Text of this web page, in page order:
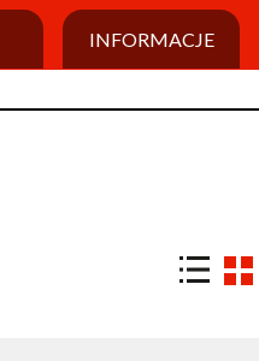
INFORMACJE